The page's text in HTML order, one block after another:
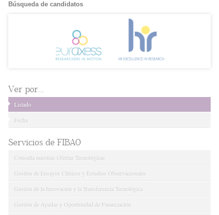
Búsqueda de candidatos
Ver por...
Listado
Fecha
Servicios de FIBAO
Consulta nuestras Ofertas Tecnológicas
Gestión de Ensayos Clínicos y Estudios Observacionales
Gestión de la Innovación y la Transferencia Tecnológica
Gestión de Ayudas y Oportunidad de Financiación